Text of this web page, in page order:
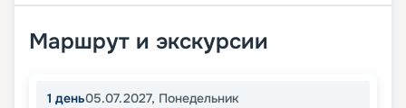
Маршрут и экскурсии
1 день05.07.2027, Понедельник